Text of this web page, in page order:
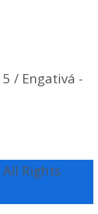
/ Engativá -
Rights